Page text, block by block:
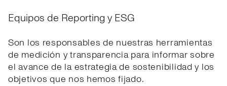
Equipos de Reporting y ESG
Son los responsables de nuestras herramientas
de medición y transparencia para informar sobre
el avance de la estrategia de sostenibilidad y los
objetivos que nos hemos fijado.